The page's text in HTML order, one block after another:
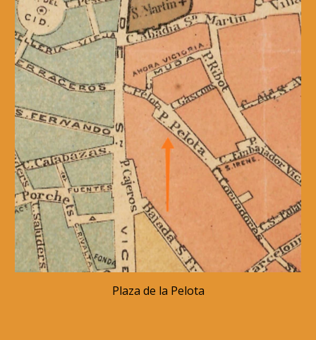
Plaza de la Pelota